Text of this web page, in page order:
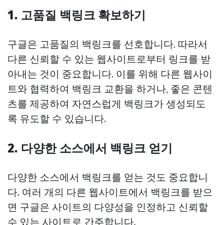
1. 고품질 백링크 확보하기
구글은 고품질의 백링크를 선호합니다. 따라서
다른 신뢰할 수 있는 웹사이트로부터 링크를 받
아내는 것이 중요합니다. 이를 위해 다른 웹사이
트와 협력하여 백링크 교환을 하거나, 좋은 콘텐
츠를 제공하여 자연스럽게 백링크가 생성되도
록 유도할 수 있습니다.
2. 다양한 소스에서 백링크 얻기
다양한 소스에서 백링크를 얻는 것도 중요합니
다. 여러 개의 다른 웹사이트에서 백링크를 받으
면 구글은 사이트의 다양성을 인정하고 신뢰할
수 있는 사이트로 간주합니다.